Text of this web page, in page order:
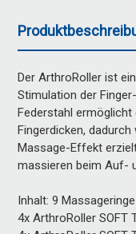
Der ArthroRoller ist
Stimulation der
Federstahl ermöglicht
Fingerdicken,
Massage-Effekt
massieren beim Auf-
Inhalt: 9 Massageringe
4x ArthroRoller SOFT